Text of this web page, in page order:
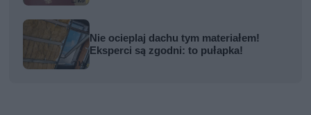
Nie ocieplaj dachu tym materiałem!
Eksperci są zgodni: to pułapka!